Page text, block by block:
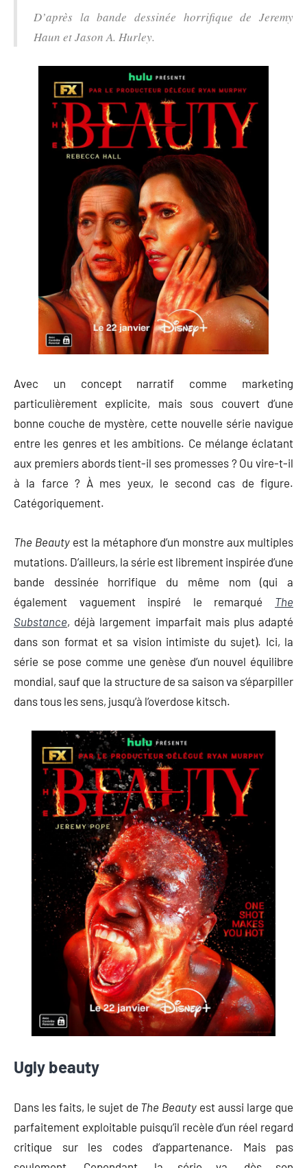
D’après la bande dessinée horrifique de Jeremy
Haun et Jason A. Hurley.
Avec un concept narratif comme marketing
particulièrement explicite, mais sous couvert d’une
bonne couche de mystère, cette nouvelle série navigue
entre les genres et les ambitions. Ce mélange éclatant
aux premiers abords tient-il ses promesses ? Ou vire-t-il
à la farce ? À mes yeux, le second cas de figure.
Catégoriquement.
The Beautyest la métaphore d’un monstre aux multiples
mutations. D’ailleurs, la série est librement inspirée d’une
bande dessinée horrifique du même nom (qui a
également vaguement inspiré le remarqué
The
Substance, déjà largement imparfait mais plus adapté
dans son format et sa vision intimiste du sujet). Ici, la
série se pose comme une genèse d’un nouvel équilibre
mondial, sauf que la structure de sa saison va s’éparpiller
dans tous les sens, jusqu’à l’overdose kitsch.
Ugly beauty
Dans les faits, le sujet de The Beauty est aussi large que
parfaitement exploitable puisqu’il recèle d’un réel regard
critique sur les codes d’appartenance. Mais pas